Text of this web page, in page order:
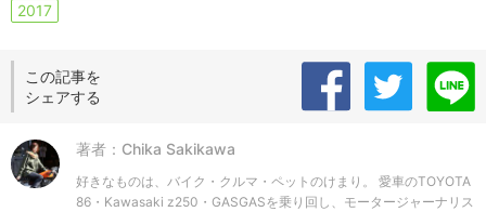
2017
この記事を
シェアする
著者：Chika Sakikawa
好きなものは、バイク・クルマ・ペットのけまり。 愛車のTOYOTA
86・Kawasaki z250・GASGASを乗り回し、モータージャーナリス